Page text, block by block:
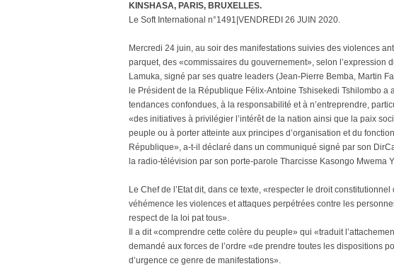
KINSHASA, PARIS, BRUXELLES.
Le Soft International n°1491|VENDREDI 26 JUIN 2020.
Mercredi 24 juin, au soir des manifestations suivies des violences
parquet, des «commissaires du gouvernement», selon l’expression
Lamuka, signé par ses quatre leaders (Jean-Pierre Bemba, Martin
le Président de la République Félix-Antoine Tshisekedi Tshilombo
tendances confondues, à la responsabilité et à n’entreprendre,
«des initiatives à privilégier l’intérêt de la nation ainsi que la paix
peuple ou à porter atteinte aux principes d’organisation et du
République», a-t-il déclaré dans un communiqué signé par son
la radio-télévision par son porte-parole Tharcisse Kasongo Mwema
Le Chef de l’Etat dit, dans ce texte, «respecter le droit
véhémence les violences et attaques perpétrées contre les
respect de la loi pat tous».
Il a dit «comprendre cette colère du peuple» qui «traduit
demandé aux forces de l’ordre «de prendre toutes les dispositions
d’urgence ce genre de manifestations».